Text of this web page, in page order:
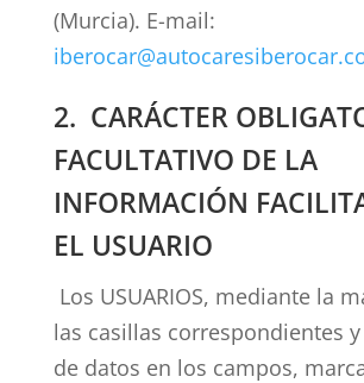
(Murcia). E-mail:
2. CARÁCTER
FACULTATIVO DE LA
INFORMACIÓN
EL USUARIO
Los USUARIOS, mediante la
las casillas correspondientes
de datos en los campos,